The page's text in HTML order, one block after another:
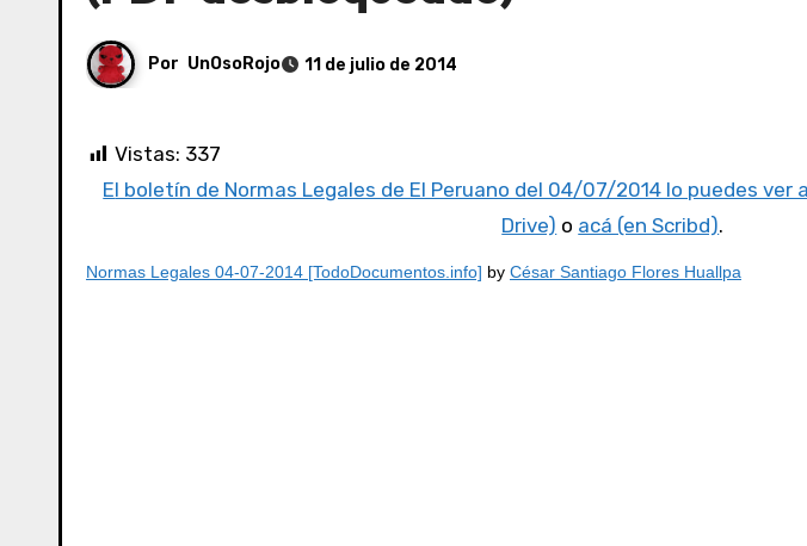
Por UnOsoRojo 11 de julio de 2014
Vistas: 337
El boletín de Normas Legales de El Peruano del 04/07/2014 lo puedes ver
Drive) o acá (en Scribd).
Normas Legales 04-07-2014 [TodoDocumentos.info] by César Santiago Flores Huallpa